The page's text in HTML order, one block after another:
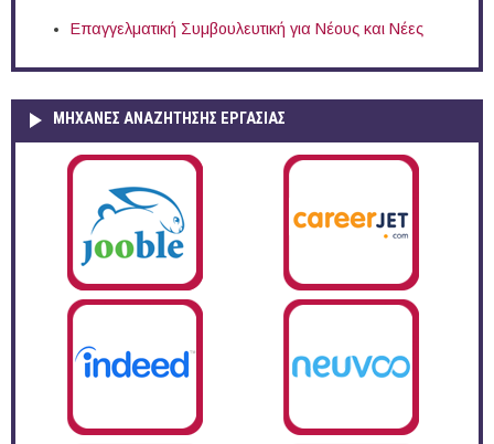
Επαγγελματική Συμβουλευτική για Νέους και Νέες
ΜΗΧΑΝΕΣ ΑΝΑΖΗΤΗΣΗΣ ΕΡΓΑΣΙΑΣ